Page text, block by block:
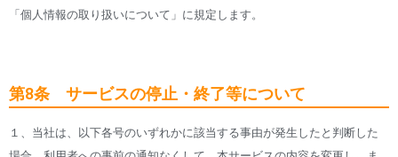
「個人情報の取り扱いについて」に規定します。
第8条 サービスの停止・終了等について
１、当社は、以下各号のいずれかに該当する事由が発生したと判断した